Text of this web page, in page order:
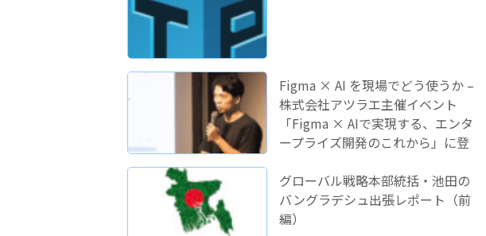
Figma × AI を現場でどう使うか –
株式会社アツラエ主催イベント
「Figma × AIで実現する、エンタ
ープライズ開発のこれから」に登
グローバル戦略本部統括・池田の
バングラデシュ出張レポート（前
編）